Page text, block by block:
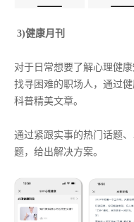
3)健康月刊
对于日常想要了解心理健
找寻困难的职场人，通过
科普精美文章。
通过紧跟实事的热门话题
题，给出解决方案。